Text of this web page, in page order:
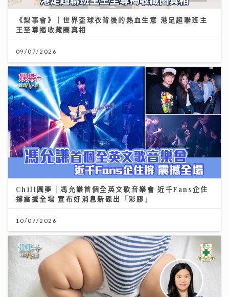
《梨事會》｜世界盃球衣背後的熱血生意 港足超聯班主
王至尊揭收藏圈真相
09/07/2026
Chill圓夢｜馮允謙首個全英文歌音樂會 近千Fans企住
撐震撼全場 宣布好消息新碟出「彩膠」
10/07/2026